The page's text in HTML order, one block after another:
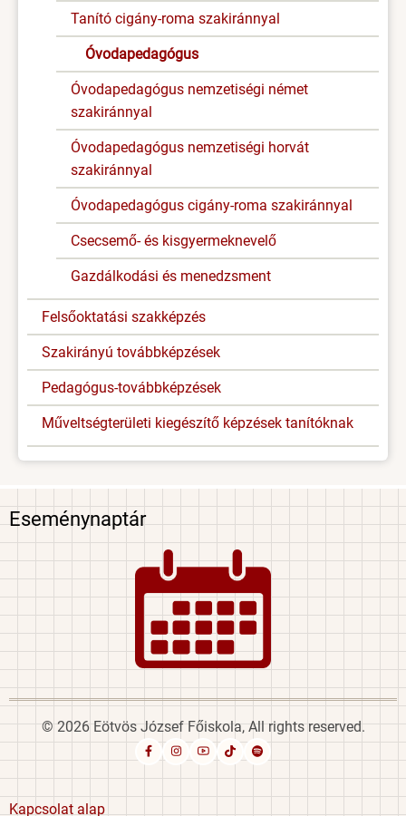
Tanító cigány-roma szakiránnyal
Óvodapedagógus
Óvodapedagógus nemzetiségi német
szakiránnyal
Óvodapedagógus nemzetiségi horvát
szakiránnyal
Óvodapedagógus cigány-roma szakiránnyal
Csecsemő- és kisgyermeknevelő
Gazdálkodási és menedzsment
Felsőoktatási szakképzés
Szakirányú továbbképzések
Pedagógus-továbbképzések
Műveltségterületi kiegészítő képzések tanítóknak
Eseménynaptár
Image
© 2026 Eötvös József Főiskola, All rights reserved.
Footer
Kapcsolat alap